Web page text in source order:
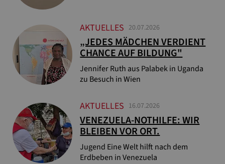
AKTUELLES 20.07.2026
„JEDES MÄDCHEN VERDIENT
CHANCE AUF BILDUNG"
Jennifer Ruth aus Palabek in Uganda
zu Besuch in Wien
AKTUELLES 16.07.2026
VENEZUELA-NOTHILFE: WIR
BLEIBEN VOR ORT.
Jugend Eine Welt hilft nach dem
Erdbeben in Venezuela